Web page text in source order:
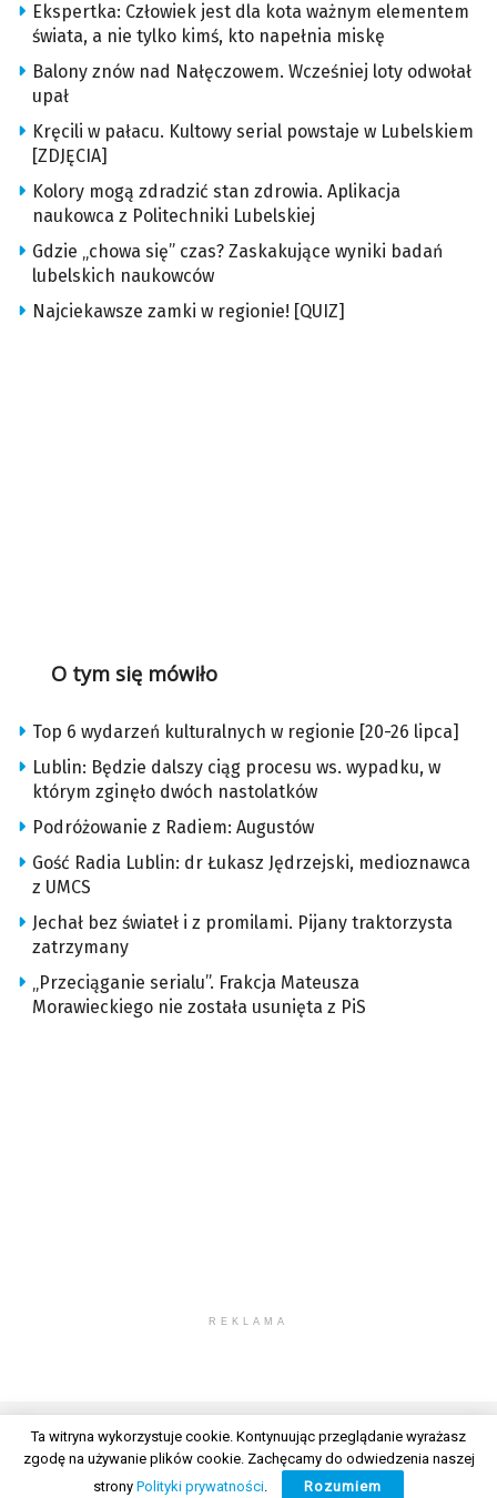
Ekspertka: Człowiek jest dla kota ważnym elementem
świata, a nie tylko kimś, kto napełnia miskę
Balony znów nad Nałęczowem. Wcześniej loty odwołał
upał
Kręcili w pałacu. Kultowy serial powstaje w Lubelskiem
[ZDJĘCIA]
Kolory mogą zdradzić stan zdrowia. Aplikacja
naukowca z Politechniki Lubelskiej
Gdzie „chowa się” czas? Zaskakujące wyniki badań
lubelskich naukowców
Najciekawsze zamki w regionie! [QUIZ]
O tym się mówiło
Top 6 wydarzeń kulturalnych w regionie [20-26 lipca]
Lublin: Będzie dalszy ciąg procesu ws. wypadku, w
którym zginęło dwóch nastolatków
Podróżowanie z Radiem: Augustów
Gość Radia Lublin: dr Łukasz Jędrzejski, medioznawca
z UMCS
Jechał bez świateł i z promilami. Pijany traktorzysta
zatrzymany
„Przeciąganie serialu”. Frakcja Mateusza
Morawieckiego nie została usunięta z PiS
REKLAMA
© 2026 Wszelkie prawa zastrzeżone. Radio Lublin S.A. w likwidacji
Ta witryna wykorzystuje cookie. Kontynuując przeglądanie wyrażasz
zgodę na używanie plików cookie. Zachęcamy do odwiedzenia naszej
strony Polityki prywatności. Rozumiem